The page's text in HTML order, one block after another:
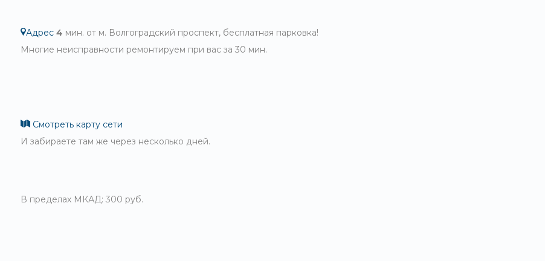
Адрес 4 мин. от м. Волгоградский проспект, бесплатная парковка!
Многие неисправности ремонтируем при вас за 30 мин.
Смотреть карту сети
И забираете там же через несколько дней.
В пределах МКАД: 300 руб.